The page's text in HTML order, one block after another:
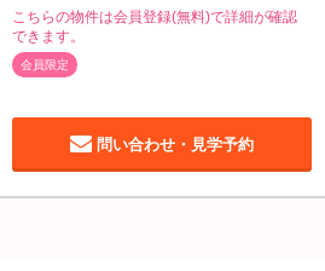
会員限定
こちらの物件は会員登録(無料)で詳細が確認
できます。
問い合わせ・見学予約